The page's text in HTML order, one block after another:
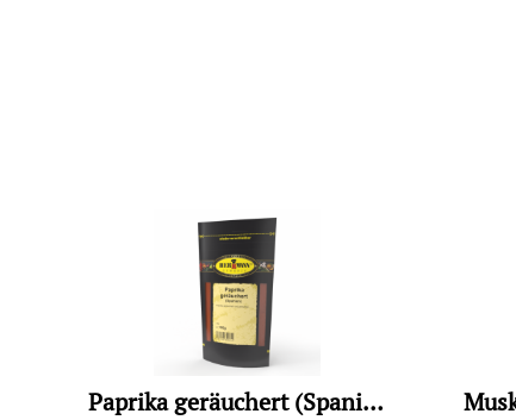
Paprika geräuchert (Spanien)